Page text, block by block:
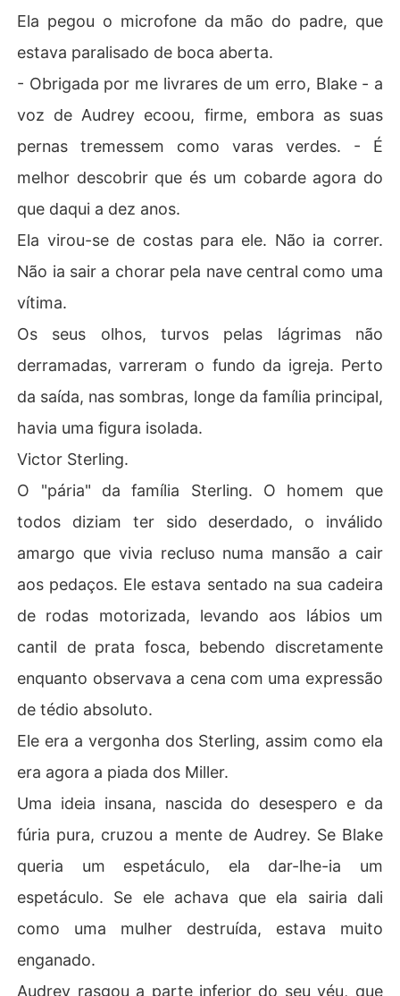
Ela pegou o microfone da mão do padre, que
estava paralisado de boca aberta.
- Obrigada por me livrares de um erro, Blake - a
voz de Audrey ecoou, firme, embora as suas
pernas tremessem como varas verdes. - É
melhor descobrir que és um cobarde agora do
que daqui a dez anos.
Ela virou-se de costas para ele. Não ia correr.
Não ia sair a chorar pela nave central como uma
vítima.
Os seus olhos, turvos pelas lágrimas não
derramadas, varreram o fundo da igreja. Perto
da saída, nas sombras, longe da família principal,
havia uma figura isolada.
Victor Sterling.
O "pária" da família Sterling. O homem que
todos diziam ter sido deserdado, o inválido
amargo que vivia recluso numa mansão a cair
aos pedaços. Ele estava sentado na sua cadeira
de rodas motorizada, levando aos lábios um
cantil de prata fosca, bebendo discretamente
enquanto observava a cena com uma expressão
de tédio absoluto.
Ele era a vergonha dos Sterling, assim como ela
era agora a piada dos Miller.
Uma ideia insana, nascida do desespero e da
fúria pura, cruzou a mente de Audrey. Se Blake
queria um espetáculo, ela dar-lhe-ia um
espetáculo. Se ele achava que ela sairia dali
como uma mulher destruída, estava muito
enganado.
Audrey rasgou a parte inferior do seu véu, que